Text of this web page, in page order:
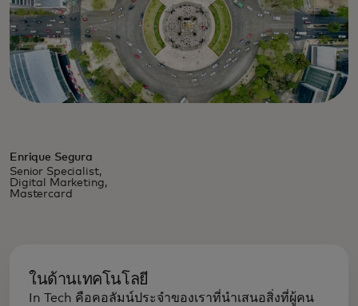
Enrique Segura
Senior Specialist,
Digital Marketing,
Mastercard
ในด้านเทคโนโลยี
In Tech คือคอลัมน์ประจำของเราที่นำเสนอสิ่งที่ผู้คน